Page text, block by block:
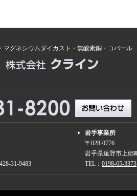
マグネシウムダイカスト・無酸素銅・コバール
31-9483
岩手事業所
〒028-0776
岩手県遠野市上郷
TEL： 0198-65-3373